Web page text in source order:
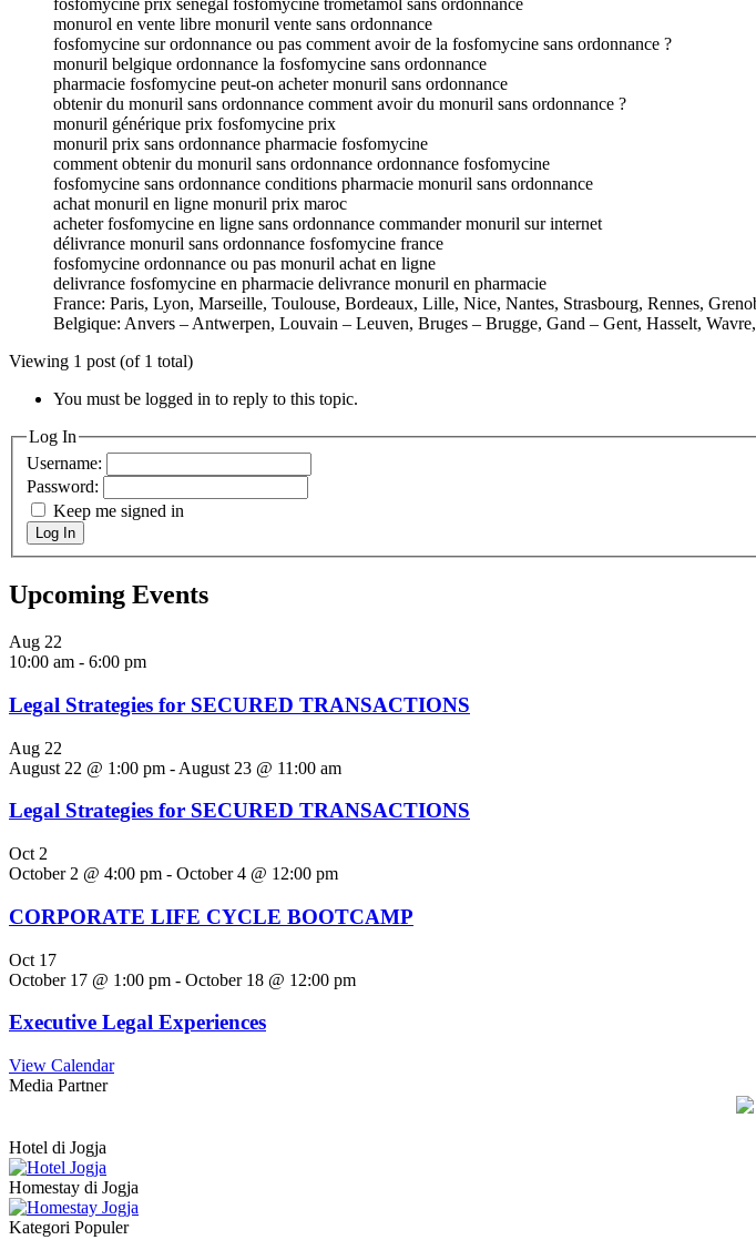
monurol en vente libre monuril vente sans ordonnance
fosfomycine sur ordonnance ou pas comment avoir de la fosfomycine sans ordonnance ?
monuril belgique ordonnance la fosfomycine sans ordonnance
pharmacie fosfomycine peut-on acheter monuril sans ordonnance
obtenir du monuril sans ordonnance comment avoir du monuril sans ordonnance ?
monuril générique prix fosfomycine prix
monuril prix sans ordonnance pharmacie fosfomycine
comment obtenir du monuril sans ordonnance ordonnance fosfomycine
fosfomycine sans ordonnance conditions pharmacie monuril sans ordonnance
achat monuril en ligne monuril prix maroc
acheter fosfomycine en ligne sans ordonnance commander monuril sur internet
délivrance monuril sans ordonnance fosfomycine france
fosfomycine ordonnance ou pas monuril achat en ligne
delivrance fosfomycine en pharmacie delivrance monuril en pharmacie
France: Paris, Lyon, Marseille, Toulouse, Bordeaux, Lille, Nice, Nantes, Strasbourg, Rennes,
Belgique: Anvers – Antwerpen, Louvain – Leuven, Bruges – Brugge, Gand – Gent, Hasselt,
Viewing 1 post (of 1 total)
You must be logged in to reply to this topic.
Log In
Username:
Password:
Keep me signed in
Log In
Upcoming Events
Aug 22
10:00 am - 6:00 pm
Legal Strategies for SECURED TRANSACTIONS
Aug 22
August 22 @ 1:00 pm - August 23 @ 11:00 am
Legal Strategies for SECURED TRANSACTIONS
Oct 2
October 2 @ 4:00 pm - October 4 @ 12:00 pm
CORPORATE LIFE CYCLE BOOTCAMP
Oct 17
October 17 @ 1:00 pm - October 18 @ 12:00 pm
Executive Legal Experiences
View Calendar
Media Partner
Hotel di Jogja
Homestay di Jogja
Kategori Populer